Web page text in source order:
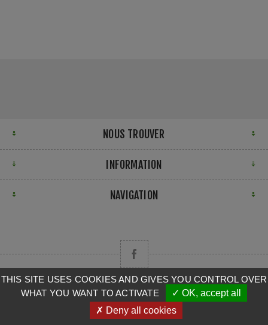
NOUS TROUVER
INFORMATION
NAVIGATION
Copyright © 2026 CAMPA. Tous droits réservés.
Powered by nopCommerce
THIS SITE USES COOKIES AND GIVES YOU CONTROL OVER
WHAT YOU WANT TO ACTIVATE
✓ OK, accept all
✗ Deny all cookies